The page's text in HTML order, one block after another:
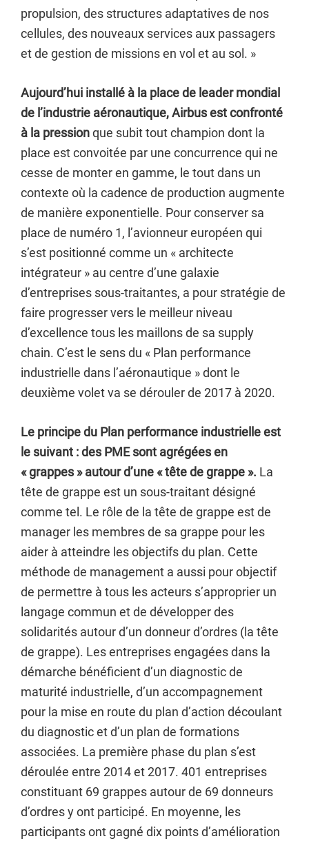
propulsion, des structures adaptatives de nos
cellules, des nouveaux services aux passagers
et de gestion de missions en vol et au sol. »
Aujourd’hui installé à la place de leader mondial
de l’industrie aéronautique, Airbus est confronté
à la pressionque subit tout champion dont la
place est convoitée par une concurrence qui ne
cesse de monter en gamme, le tout dans un
contexte où la cadence de production augmente
de manière exponentielle. Pour conserver sa
place de numéro 1, l’avionneur européen qui
s’est positionné comme un « architecte
intégrateur » au centre d’une galaxie
d’entreprises sous-traitantes, a pour stratégie de
faire progresser vers le meilleur niveau
d’excellence tous les maillons de sa supply
chain. C’est le sens du « Plan performance
industrielle dans l’aéronautique » dont le
deuxième volet va se dérouler de 2017 à 2020.
Le principe du Plan performance industrielle est
le suivant : des PME sont agrégées en
« grappes » autour d’une « tête de grappe ». La
tête de grappe est un sous-traitant désigné
comme tel. Le rôle de la tête de grappe est de
manager les membres de sa grappe pour les
aider à atteindre les objectifs du plan. Cette
méthode de management a aussi pour objectif
de permettre à tous les acteurs s’approprier un
langage commun et de développer des
solidarités autour d’un donneur d’ordres (la tête
de grappe). Les entreprises engagées dans la
démarche bénéficient d’un diagnostic de
maturité industrielle, d’un accompagnement
pour la mise en route du plan d’action découlant
du diagnostic et d’un plan de formations
associées. La première phase du plan s’est
déroulée entre 2014 et 2017. 401 entreprises
constituant 69 grappes autour de 69 donneurs
d’ordres y ont participé. En moyenne, les
participants ont gagné dix points d’amélioration